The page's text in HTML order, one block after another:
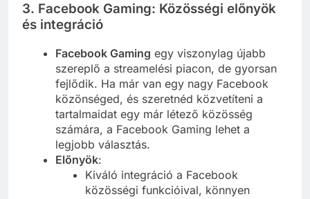
3. Facebook Gaming: Közösségi előnyök
és integráció
Facebook Gaming egy viszonylag újabb
szereplő a streamelési piacon, de gyorsan
fejlődik. Ha már van egy nagy Facebook
közönséged, és szeretnéd közvetíteni a
tartalmaidat egy már létező közösség
számára, a Facebook Gaming lehet a
legjobb választás.
Előnyök:
Kiváló integráció a Facebook
közösségi funkcióival, könnyen